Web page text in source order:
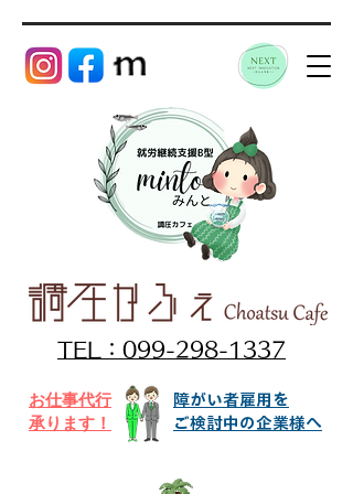
TEL：099-298-1337
障がい者雇用を
ご検討中の企業様へ
お仕事代行​
承ります！